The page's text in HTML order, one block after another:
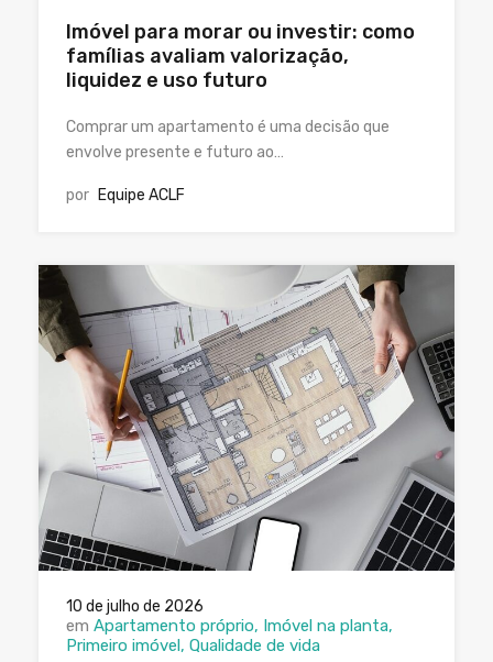
Imóvel para morar ou investir: como
famílias avaliam valorização,
liquidez e uso futuro
Comprar um apartamento é uma decisão que
envolve presente e futuro ao…
por Equipe ACLF
10 de julho de 2026
em Apartamento próprio Imóvel na planta
Primeiro imóvel Qualidade de vida